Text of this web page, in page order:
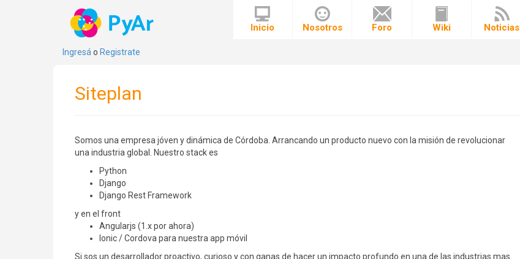
Ingresá o Registrate
Inicio Nosotros Foro Wiki Noticias
Siteplan
Somos una empresa jóven y dinámica de Córdoba. Arrancando un producto nuevo con la misión de revolucionar
una industria global. Nuestro stack es
Python
Django
Django Rest Framework
y en el front
Angularjs (1.x por ahora)
Ionic / Cordova para nuestra app móvil
Si sos un desarrollador proactivo, curioso y con ganas de hacer un impacto profundo en una de las industrias mas